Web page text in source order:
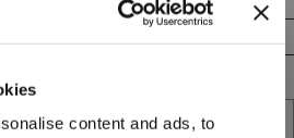
content and ads, to
LEGEN